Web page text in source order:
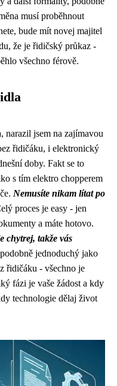
musí proběhnout
bude mít novej majitel
že je řidičský průkaz -
všechno férově.
narazil jsem na zajímavou
řidičáku, i elektronický
doby. Fakt se to
s tím elektro chopperem
Nemusíte nikam lítat po
proces je easy - jen
a máte hotovo.
chytrej, takže vás
jednoduchý jako
řidičáku - všechno je
fázi je vaše žádost a kdy
technologie dělaj život